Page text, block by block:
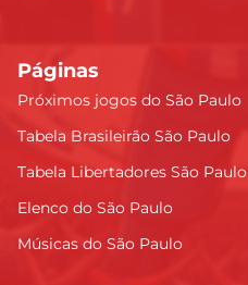
Páginas
Próximos jogos do São Paulo
Tabela Brasileirão São Paulo
Tabela Libertadores São Paulo
Elenco do São Paulo
Músicas do São Paulo